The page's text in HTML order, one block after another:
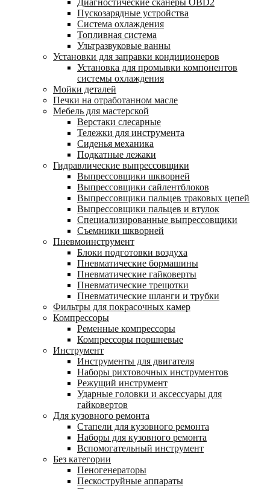
Диагностические сканеры OBD2
Пускозарядные устройства
Система охлаждения
Топливная система
Ультразвуковые ванны
Установки для заправки кондиционеров
Установка для промывки компонентов
системы охлаждения
Мойки деталей
Печки на отработанном масле
Мебель для мастерской
Верстаки слесарные
Тележки для инструмента
Сиденья механика
Подкатные лежаки
Гидравлические выпрессовщики
Выпрессовщики шкворней
Выпрессовщики сайлентблоков
Выпрессовщики пальцев траковых цепей
Выпрессовщики пальцев и втулок
Специализированные выпрессовщики
Cъемники шкворней
Пневмоинструмент
Блоки подготовки воздуха
Пневматические бормашины
Пневматические гайковерты
Пневматические трещотки
Пневматические шланги и трубки
Фильтры для покрасочных камер
Компрессоры
Ременные компрессоры
Компрессоры поршневые
Инструмент
Инструменты для двигателя
Наборы рихтовочных инструментов
Режущий инструмент
Ударные головки и аксессуары для
гайковертов
Для кузовного ремонта
Стапели для кузовного ремонта
Наборы для кузовного ремонта
Вспомогательный инструмент
Без категории
Пеногенераторы
Пескоструйные аппараты